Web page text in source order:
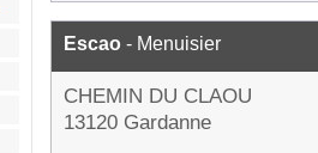
Escao - Menuisier
CHEMIN DU CLAOU
13120 Gardanne